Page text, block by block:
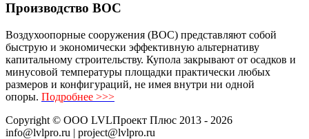
Производство ВОС
Воздухоопорные сооружения (ВОС) представляют собой
быструю и экономически эффективную альтернативу
капитальному строительству. Купола закрывают от осадков и
минусовой температуры площадки практически любых
размеров и конфигураций, не имея внутри ни одной
опоры. Подробнее >>>
Copyright © ООО LVLПроект Плюс 2013 - 2026
info@lvlpro.ru | project@lvlpro.ru